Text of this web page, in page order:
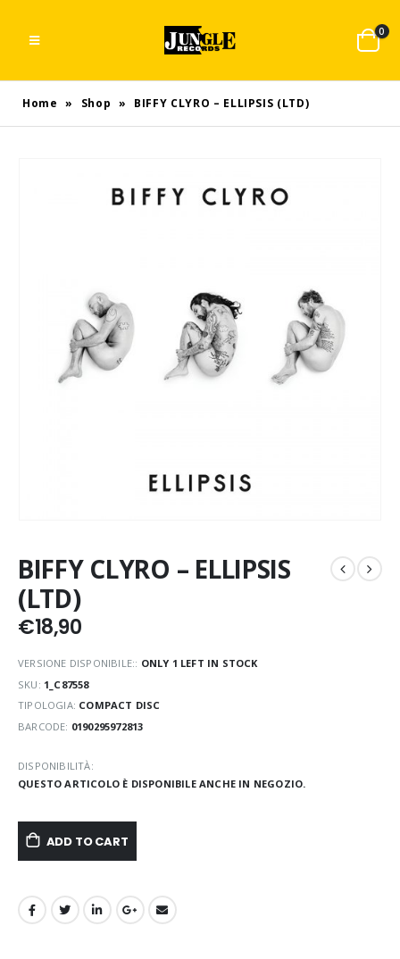
0
Home » Shop » BIFFY CLYRO – ELLIPSIS (LTD)
BIFFY CLYRO – ELLIPSIS
(LTD)
€18,90
VERSIONE DISPONIBILE:: ONLY 1 LEFT IN STOCK
SKU: 1_C87558
TIPOLOGIA: COMPACT DISC
BARCODE: 0190295972813
DISPONIBILITÀ:
QUESTO ARTICOLO È DISPONIBILE ANCHE IN NEGOZIO.
ADD TO CART